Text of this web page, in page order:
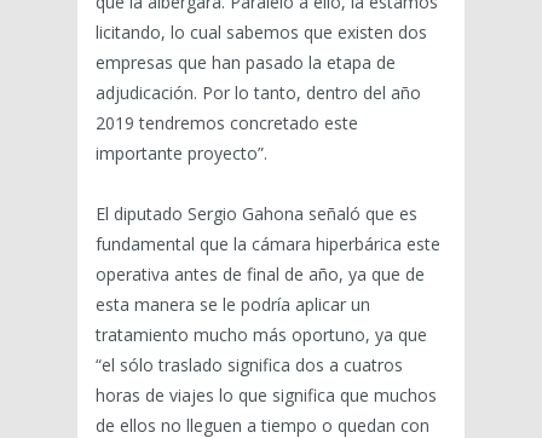
licitando, lo cual sabemos que existen dos
empresas que han pasado la etapa de
adjudicación. Por lo tanto, dentro del año
2019 tendremos concretado este
importante proyecto”.
El diputado Sergio Gahona señaló que es
fundamental que la cámara hiperbárica este
operativa antes de final de año, ya que de
esta manera se le podría aplicar un
tratamiento mucho más oportuno, ya que
“el sólo traslado significa dos a cuatros
horas de viajes lo que significa que muchos
de ellos no lleguen a tiempo o quedan con